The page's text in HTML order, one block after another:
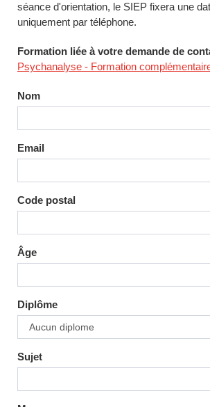
séance d'orientation, le SIEP fixera une
uniquement par téléphone.
Formation liée à votre demande de
Psychanalyse - Formation
Nom
Email
Code postal
Âge
Diplôme
Sujet